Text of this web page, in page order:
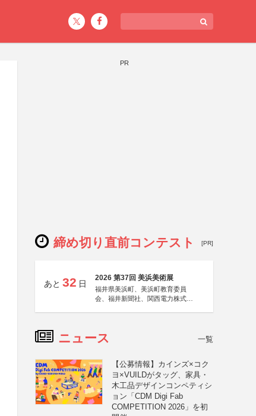
PR
締め切り直前コンテスト [PR]
あと 32 日
2026 第37回 美浜美術展
福井県美浜町、美浜町教育委員
会、福井新聞社、関西電力株式会
ニュース 一覧
【公募情報】カインズ×コク
ヨ×VUILDがタッグ、家具・
木工品デザインコンペティシ
ョン「CDM Digi Fab
COMPETITION 2026」を初